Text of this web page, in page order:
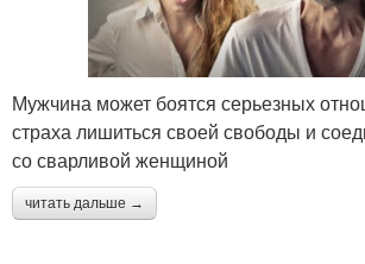
Мужчина может боятся серьезных
страха лишиться своей свободы и
со сварливой женщиной
читать дальше →